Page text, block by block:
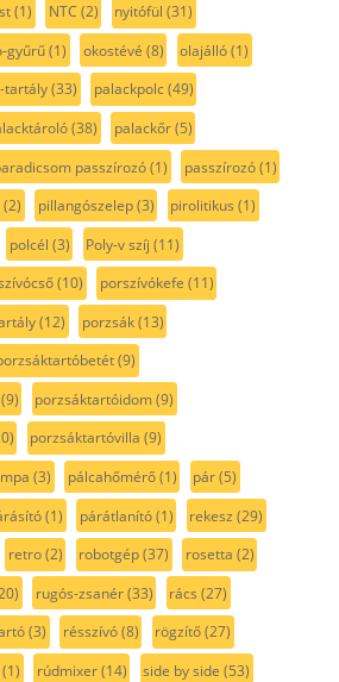
(1) NTC (2) nyitófül (31)
gyűrű(1) okostévé (8) olajálló(1)
tartály(33) palackpolc(49)
(38) palackőr(5)
passzírozó(1) passzírozó(1)
(2) pillangószelep(3) pirolitikus (1)
polcél (3) Poly-v szíj (11)
(10) porszívókefe (11)
(12) porzsák(13)
(9)
porzsáktartóidom(9)
porzsáktartóvilla (9)
(3) pálcahőmérő(1) pár(5)
(1) párátlanító(1) rekesz (29)
retro(2) robotgép(37) rosetta (2)
rugós-zsanér(33) rács (27)
(3) résszívó(8) rögzítő(27)
(1) rúdmixer(14) side by side (53)